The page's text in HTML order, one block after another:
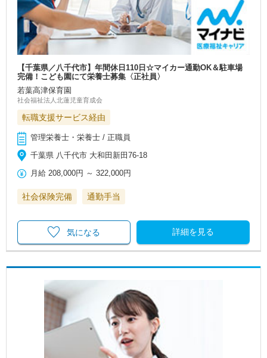
【千葉県／八千代市】年間休日110日☆マイカー通勤OK＆駐車場
完備！こども園にて栄養士募集〈正社員〉
若葉高津保育園
社会福祉法人北蓮児童育成会
転職支援サービス経由
管理栄養士・栄養士 / 正職員
千葉県 八千代市 大和田新田76-18
月給 208,000円 ～322,000円
社会保険完備 通勤手当
詳細を見る
気になる